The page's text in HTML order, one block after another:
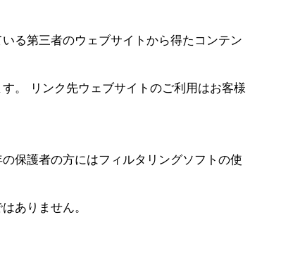
る第三者のウェブサイトから得たコンテン
。 リンク先ウェブサイトのご利用はお客様
保護者の方にはフィルタリングソフトの使
ありません。